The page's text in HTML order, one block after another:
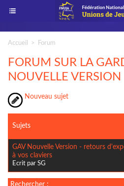
Accueil > Forum
FORUM SUR LA
NOUVELLE VERSION
Nouveau sujet
Sujets
GAV Nouvelle Version - retours
à vos claviers
Ecrit par SG
Rechercher :